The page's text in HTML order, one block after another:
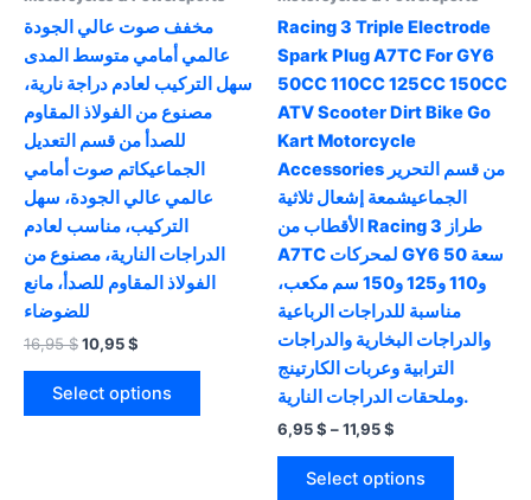
مخفف صوت عالي الجودة
عالمي أمامي متوسط ​​المدى
سهل التركيب لعادم دراجة نارية،
مصنوع من الفولاذ المقاوم
للصدأ من قسم التعديل
الجماعيكاتم صوت أمامي
عالمي عالي الجودة، سهل
التركيب، مناسب لعادم
الدراجات النارية، مصنوع من
الفولاذ المقاوم للصدأ، مانع
للضوضاء
16,95$Original
16,95 $.
10,95$
is:
10,95 $.
Select options
This
Racing 3 Triple Electrode
Spark Plug A7TC For GY6
50CC 110CC 125CC 150CC
ATV Scooter Dirt Bike Go
Kart Motorcycle
Accessories من قسم التحرير
الجماعيشمعة إشعال ثلاثية
الأقطاب من Racing 3 طراز
A7TC لمحركات GY6 سعة 50
و110 و125 و150 سم مكعب،
مناسبة للدراجات الرباعية
والدراجات البخارية والدراجات
الترابية وعربات الكارتينج
وملحقات الدراجات النارية.
6,95$ –11,95$
through
Select options
This